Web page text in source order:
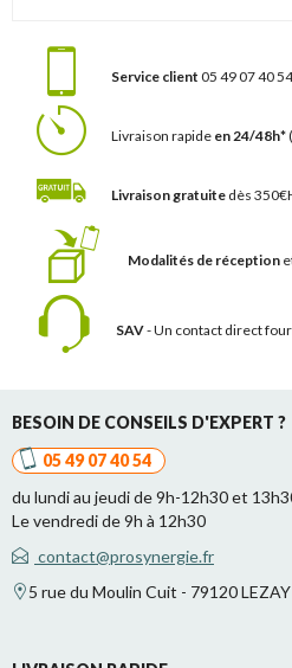
Service client 05 49 07 40 54
Livraison rapide en 24/48h*
Livraison gratuite dès
Modalités de réception
SAV- Un contact direct
BESOIN DE CONSEILS D'EXPERT ?
05 49 07 40 54
du lundi au jeudi de 9h-12h30 et
Le vendredi de 9h à 12h30
contact@prosynergie.fr
5 rue du Moulin Cuit - 79120 LEZAY